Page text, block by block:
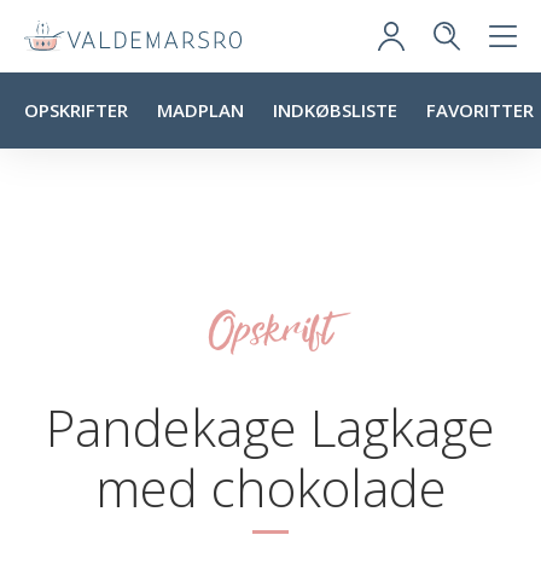
OPSKRIFTER MADPLAN INDKØBSLISTE FAVORITTER
Opskrift
Pandekage Lagkage
med chokolade